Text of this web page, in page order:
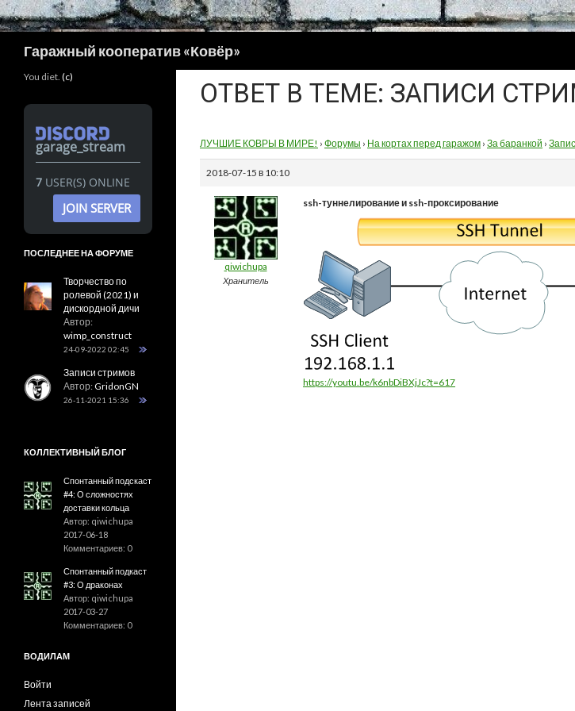
Гаражный кооператив «Ковёр»
ОТВЕТ В ТЕМЕ: ЗАПИСИ
ЛУЧШИЕ КОВРЫ В МИРЕ! › Форумы › На кортах перед гаражом › За баранкой ›
2018-07-15 в 10:10
qiwichupa
Хранитель
ssh-туннелирование и ssh-проксирование
https://youtu.be/k6nbDiBXjJc?t=617
You diet. (c)
garage_stream
7 USER(S) ONLINE
JOIN SERVER
ПОСЛЕДНЕЕ НА ФОРУМЕ
Творчество по
ролевой (2021) и
дискордной дичи
Автор:
wimp_construct
24-09-2022 02:45
Записи стримов
Автор:GridonGN
26-11-2021 15:36
КОЛЛЕКТИВНЫЙ БЛОГ
Спонтанный подскаст
#4: О сложностях
доставки кольца
Автор: qiwichupa
2017-06-18
Комментариев: 0
Спонтанный подкаст
#3: О драконах
Автор: qiwichupa
2017-03-27
Комментариев: 0
ВОДИЛАМ
Войти
Лента записей